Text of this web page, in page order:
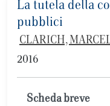
La tutela della
pubblici
CLARICH,
2016
Scheda breve